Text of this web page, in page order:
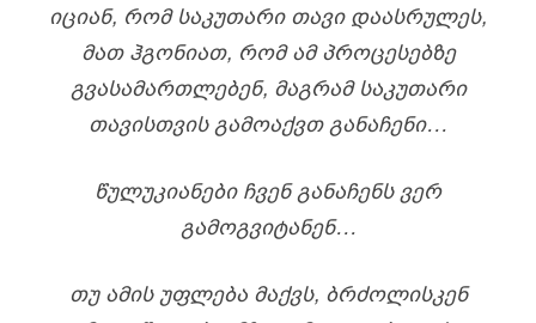
ᲘᲪᲘᲐᲜ, ᲠᲝᲛ ᲡᲐᲙᲣᲗᲐᲠᲘ ᲗᲐᲕᲘ ᲓᲐᲐᲡᲠᲣᲚᲔᲡ,
ᲛᲐᲗ ᲰᲒᲝᲜᲘᲐᲗ, ᲠᲝᲛ ᲐᲛ ᲞᲠᲝᲪᲔᲡᲔᲑᲖᲔ
ᲒᲕᲐᲡᲐᲛᲐᲠᲗᲚᲔᲑᲔᲜ, ᲛᲐᲒᲠᲐᲛ ᲡᲐᲙᲣᲗᲐᲠᲘ
ᲗᲐᲕᲘᲡᲗᲕᲘᲡ ᲒᲐᲛᲝᲐᲥᲕᲗ ᲒᲐᲜᲐᲩᲔᲜᲘ…
ᲬᲣᲚᲣᲙᲘᲐᲜᲔᲑᲘ ᲩᲕᲔᲜ ᲒᲐᲜᲐᲩᲔᲜᲡ ᲕᲔᲠ
ᲒᲐᲛᲝᲒᲕᲘᲢᲐᲜᲔᲜ…
ᲗᲣ ᲐᲛᲘᲡ ᲣᲤᲚᲔᲑᲐ ᲛᲐᲥᲕᲡ, ᲑᲠᲫᲝᲚᲘᲡᲙᲔᲜ